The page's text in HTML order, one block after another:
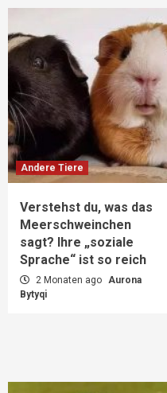
Andere Tiere
Verstehst du, was das
Meerschweinchen
sagt? Ihre „soziale
Sprache“ ist so reich
2 Monaten ago Aurona
Bytyqi